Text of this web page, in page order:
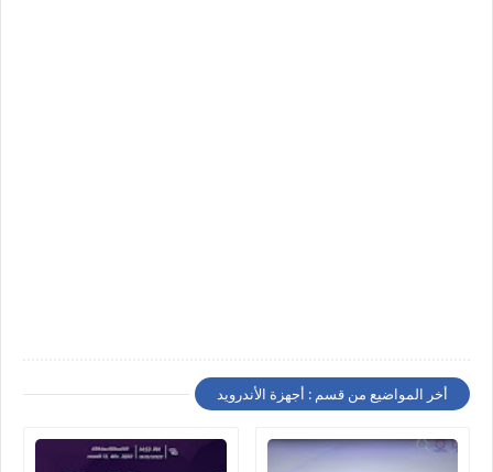
أخر المواضيع من قسم : أجهزة الأندرويد